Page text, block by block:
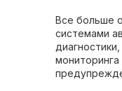
Все больше
системами
мониторинга